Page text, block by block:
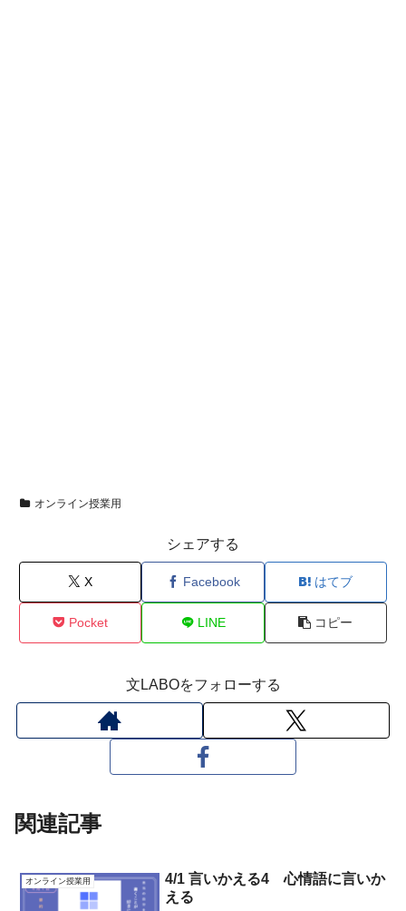
オンライン授業用
シェアする
X Facebook はてブ
Pocket LINE コピー
文LABOをフォローする
関連記事
オンライン授業用
4/1 言いかえる4 心情語に言いか
える